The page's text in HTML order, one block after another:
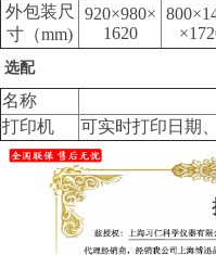
外包装尺
寸（mm)
920×980×
1620
选配
名称
打印机
可实时打印日期